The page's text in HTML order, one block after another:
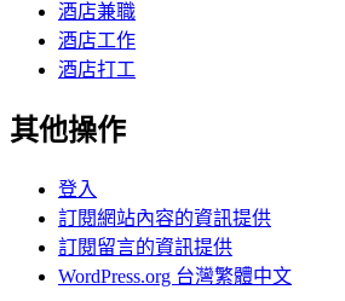
酒店兼職
酒店工作
酒店打工
其他操作
登入
訂閱網站內容的資訊提供
訂閱留言的資訊提供
WordPress.org 台灣繁體中文